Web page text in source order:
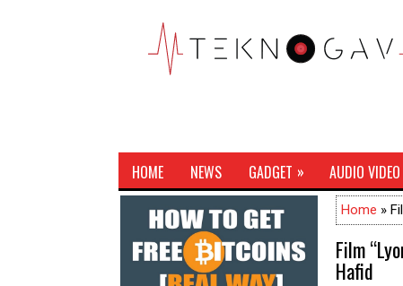
HOME NEWS GADGET » AUDIO VIDEO
Home »
Film
Hafid